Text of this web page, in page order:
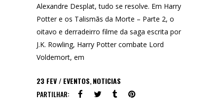
Alexandre Desplat, tudo se resolve. Em Harry
Potter e os Talismãs da Morte – Parte 2, o
oitavo e derradeirro filme da saga escrita por
J.K. Rowling, Harry Potter combate Lord
Voldemort, em
23 FEV EVENTOS,NOTICIAS
PARTILHAR: